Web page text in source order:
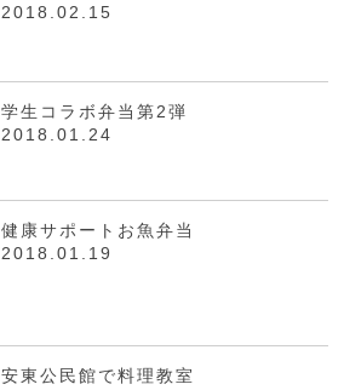
2018.02.15
学生コラボ弁当第2弾
2018.01.24
健康サポートお魚弁当
2018.01.19
安東公民館で料理教室